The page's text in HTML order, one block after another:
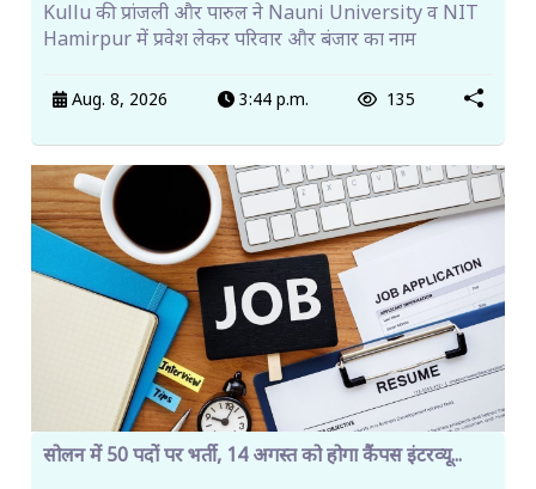
Kullu की प्रांजली और पारुल ने Nauni University व NIT
Hamirpur में प्रवेश लेकर परिवार और बंजार का नाम
Aug. 8, 2026 3:44 p.m. 135
सोलन में 50 पदों पर भर्ती, 14 अगस्त को होगा कैंपस इंटरव्यू...